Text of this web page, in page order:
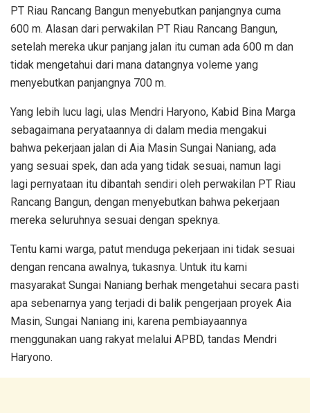
PT Riau Rancang Bangun menyebutkan panjangnya cuma
600 m. Alasan dari perwakilan PT Riau Rancang Bangun,
setelah mereka ukur panjang jalan itu cuman ada 600 m dan
tidak mengetahui dari mana datangnya voleme yang
menyebutkan panjangnya 700 m.
Yang lebih lucu lagi, ulas Mendri Haryono, Kabid Bina Marga
sebagaimana peryataannya di dalam media mengakui
bahwa pekerjaan jalan di Aia Masin Sungai Naniang, ada
yang sesuai spek, dan ada yang tidak sesuai, namun lagi
lagi pernyataan itu dibantah sendiri oleh perwakilan PT Riau
Rancang Bangun, dengan menyebutkan bahwa pekerjaan
mereka seluruhnya sesuai dengan speknya.
Tentu kami warga, patut menduga pekerjaan ini tidak sesuai
dengan rencana awalnya, tukasnya. Untuk itu kami
masyarakat Sungai Naniang berhak mengetahui secara pasti
apa sebenarnya yang terjadi di balik pengerjaan proyek Aia
Masin, Sungai Naniang ini, karena pembiayaannya
menggunakan uang rakyat melalui APBD, tandas Mendri
Haryono.